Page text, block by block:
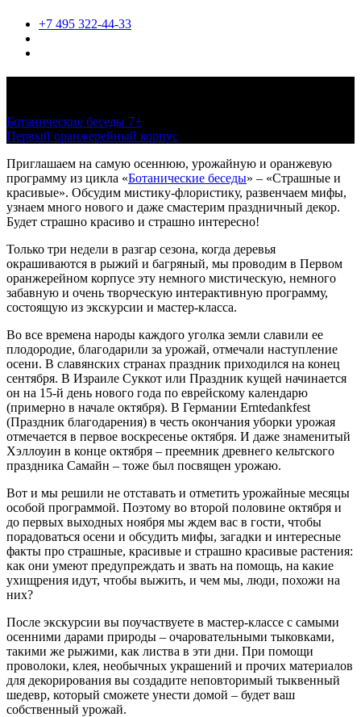
+7 495 322-44-33
Ботанические беседы 7+
Первый оранжерейный корпус
Приглашаем на самую осеннюю, урожайную и оранжевую
программу из цикла «Ботанические беседы» – «Страшные и
красивые». Обсудим мистику-флористику, развенчаем мифы,
узнаем много нового и даже смастерим праздничный декор.
Будет страшно красиво и страшно интересно!
Только три недели в разгар сезона, когда деревья
окрашиваются в рыжий и багряный, мы проводим в Первом
оранжерейном корпусе эту немного мистическую, немного
забавную и очень творческую интерактивную программу,
состоящую из экскурсии и мастер-класса.
Во все времена народы каждого уголка земли славили ее
плодородие, благодарили за урожай, отмечали наступление
осени. В славянских странах праздник приходился на конец
сентября. В Израиле Суккот или Праздник кущей начинается
он на 15-й день нового года по еврейскому календарю
(примерно в начале октября). В Германии Erntedankfest
(Праздник благодарения) в честь окончания уборки урожая
отмечается в первое воскресенье октября. И даже знаменитый
Хэллоуин в конце октября – преемник древнего кельтского
праздника Самайн – тоже был посвящен урожаю.
Вот и мы решили не отставать и отметить урожайные месяцы
особой программой. Поэтому во второй половине октября и
до первых выходных ноября мы ждем вас в гости, чтобы
порадоваться осени и обсудить мифы, загадки и интересные
факты про страшные, красивые и страшно красивые растения:
как они умеют предупреждать и звать на помощь, на какие
ухищрения идут, чтобы выжить, и чем мы, люди, похожи на
них?
После экскурсии вы поучаствуете в мастер-классе с самыми
осенними дарами природы – очаровательными тыковками,
такими же рыжими, как листва в эти дни. При помощи
проволоки, клея, необычных украшений и прочих материалов
для декорирования вы создадите неповторимый тыквенный
шедевр, который сможете унести домой – будет ваш
собственный урожай.